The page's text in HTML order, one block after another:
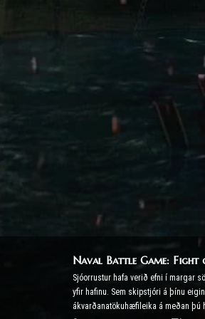
Naval Battle Game: Fight
Sjóorrustur hafa verið efni í margar
yfir hafinu. Sem skipstjóri á þínu
ákvarðanatökuhæfileika á meðan